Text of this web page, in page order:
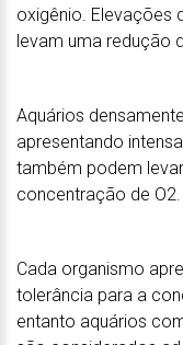
oxigênio. Elevações
levam uma redução
Aquários
apresentando
também podem
concentração de O2.
Cada organismo
tolerância para a
entanto aquários